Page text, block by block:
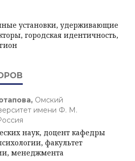
установки, удерживающие
городская идентичность,
Омский
имени Ф. М.
наук, доцент кафедры
факультет
менеджмента